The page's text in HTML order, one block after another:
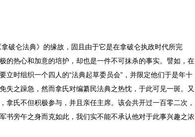
破仑法典》的缘故，固且由于它是在拿破仑执政时代所完
的热心和加意的培护，却也是一件不可抹杀的事实。譬如，在
立时组织一个四人的“法典起草委员会”，并限定他们于是年十
失之躁急，然而拿氏对编纂民法典之热忱，于此可见一斑。又
拿氏不但积极参与，并且亲任主席。该会共开过一百零二次，
书旁午之身而克如此，我们实不能不承认他对于此事兴趣之浓